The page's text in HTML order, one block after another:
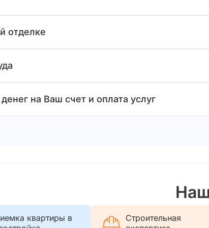
отделке
на Ваш счет и оплата услуг
квартиры в
Строительная